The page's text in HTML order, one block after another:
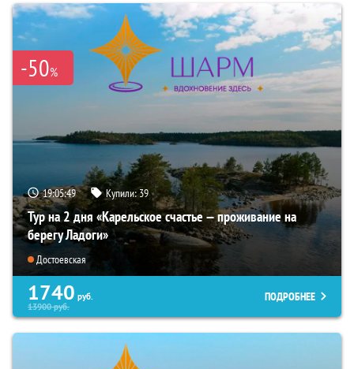
-50%
19:05:48 Купили:39
Тур на 2 дня «Карельское счастье — проживание на
берегу Ладоги»
Достоевская
1740 руб.
13900руб.
ПОДРОБНЕЕ